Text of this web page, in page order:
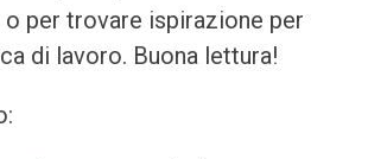
per trovare ispirazione per
di lavoro. Buona lettura!